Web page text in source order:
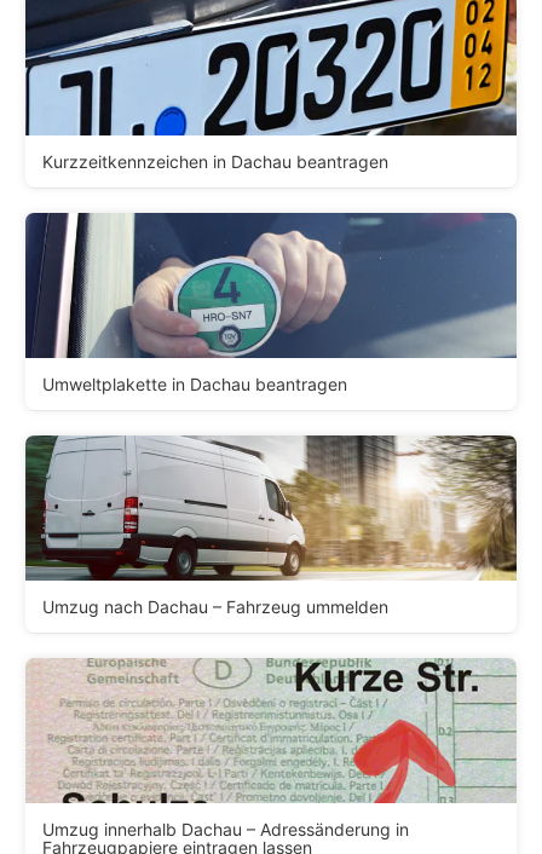
Kurzzeitkennzeichen in Dachau beantragen
Umweltplakette in Dachau beantragen
Umzug nach Dachau – Fahrzeug ummelden
Umzug innerhalb Dachau – Adressänderung in
Fahrzeugpapiere eintragen lassen